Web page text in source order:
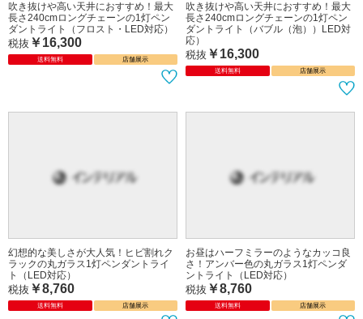
吹き抜けや高い天井におすすめ！最大
長さ240cmロングチェーンの1灯ペン
ダントライト（フロスト・LED対応）
税抜 ￥16,300
送料無料 店舗展示
吹き抜けや高い天井におすすめ！最大
長さ240cmロングチェーンの1灯ペン
ダントライト（バブル（泡））LED対
応）
税抜 ￥16,300
送料無料 店舗展示
幻想的な美しさが大人気！ヒビ割れク
ラックの丸ガラス1灯ペンダントライ
ト（LED対応）
税抜 ￥8,760
送料無料 店舗展示
お昼はハーフミラーのようなカッコ良
さ！アンバー色の丸ガラス1灯ペンダ
ントライト（LED対応）
税抜 ￥8,760
送料無料 店舗展示